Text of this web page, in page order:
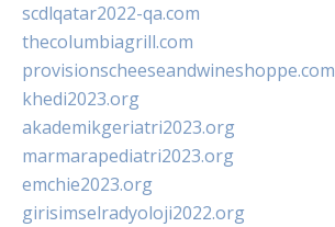
scdlqatar2022-qa.com
thecolumbiagrill.com
provisionscheeseandwineshoppe.com
khedi2023.org
akademikgeriatri2023.org
marmarapediatri2023.org
emchie2023.org
girisimselradyoloji2022.org